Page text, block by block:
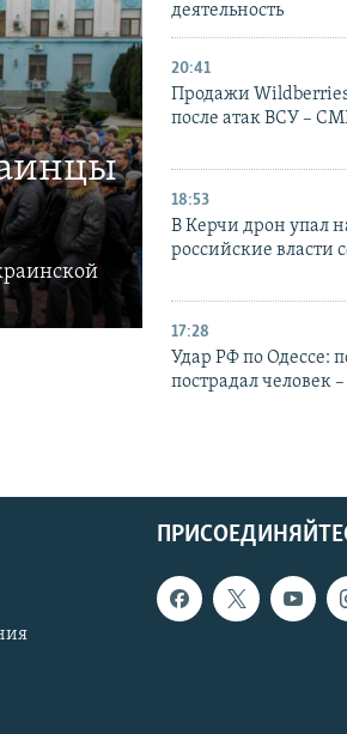
деятельность
20:41
Продажи
после атак ВСУ –
18:53
В Керчи дрон упал
российские власти
17:28
Удар РФ по Одессе:
пострадал человек –